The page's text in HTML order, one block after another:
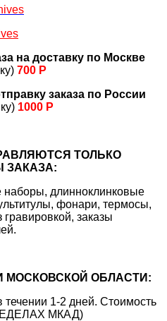
на доставку по Москве
700 Р
заказа по России
1000 Р
ТОЛЬКО
ЗАКАЗА:
длинноклинковые
фонари, термосы,
заказы
МОСКОВСКОЙ ОБЛАСТИ:
течении 1-2 дней. Стоимость
МКАД)